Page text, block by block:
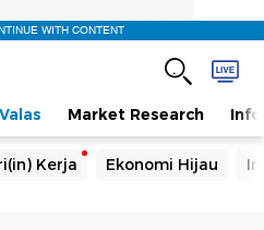
WITH CONTENT
Market Research
Kerja Ekonomi Hijau